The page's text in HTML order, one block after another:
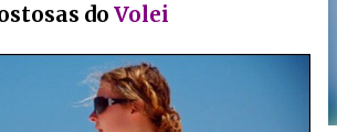
do Volei